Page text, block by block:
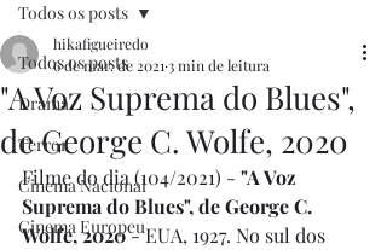
Todos os posts
Drama
Terror
Cinema Nacional
Cinema Europeu
Todos os posts
"A Voz Suprema do Blues",
de George C. Wolfe, 2020
hikafigueiredo
6 de mar. de 2021 3 min de leitura
Filme do dia (104/2021) - "A Voz
Suprema do Blues", de George C.
Wolfe, 2020 - EUA, 1927. No sul dos